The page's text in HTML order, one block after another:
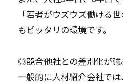
「若者がウズウズ働ける
もピッタリの環境です。
◎競合他社との差別化が強
一般的に人材紹介会社で